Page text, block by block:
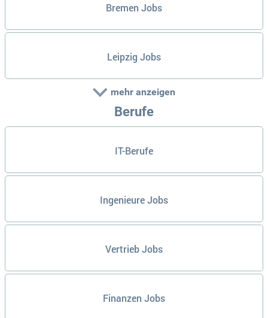
Bremen Jobs
Leipzig Jobs
mehr anzeigen
Berufe
IT-Berufe
Ingenieure Jobs
Vertrieb Jobs
Finanzen Jobs